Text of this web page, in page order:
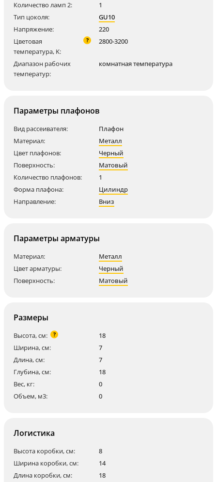
Количество ламп 2:
1
Тип цоколя:
GU10
Напряжение:
220
Цветовая
температура, K:
? 2800-3200
Диапазон рабочих
температур:
комнатная температура
Параметры плафонов
Вид рассеивателя:
Плафон
Материал:
Металл
Цвет плафонов:
Черный
Поверхность:
Матовый
Количество плафонов:
1
Форма плафона:
Цилиндр
Направление:
Вниз
Параметры арматуры
Материал:
Металл
Цвет арматуры:
Черный
Поверхность:
Матовый
Размеры
Высота, см: ?
18
Ширина, см:
7
Длина, см:
7
Глубина, см:
18
Вес, кг:
0
Объем, м3:
0
Логистика
Высота коробки, см:
8
Ширина коробки, см:
14
Длина коробки, см:
18